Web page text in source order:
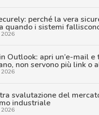
perché la vera
quando i sistemi
Outlook: apri un’e-mail e
non servono più link o
svalutazione del
industriale